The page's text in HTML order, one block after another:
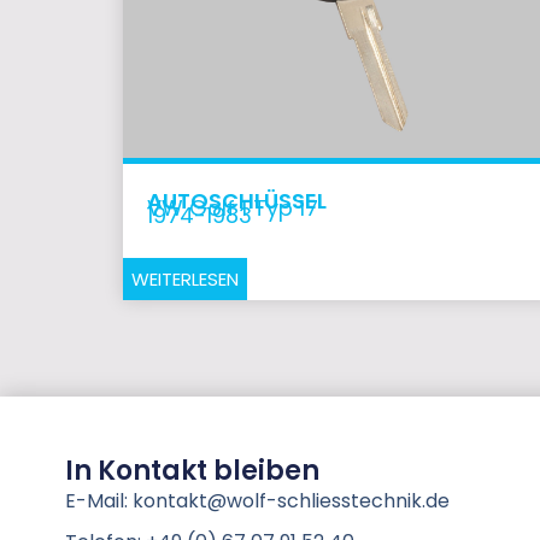
AUTOSCHLÜSSEL
VW Golf 1 Typ 17
1974-1983
WEITERLESEN
In Kontakt bleiben
E-Mail: kontakt@wolf-schliesstechnik.de